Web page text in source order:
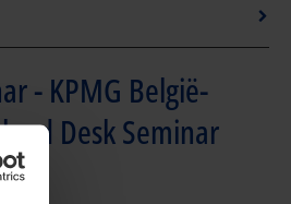
- KPMG België-
Desk Seminar